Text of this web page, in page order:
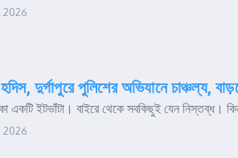
2026
দুর্গাপুরে পুলিশের অভিযানে চাঞ্চল্য,
একটি ইটভাঁটা। বাইরে থেকে সবকিছুই যেন
2026